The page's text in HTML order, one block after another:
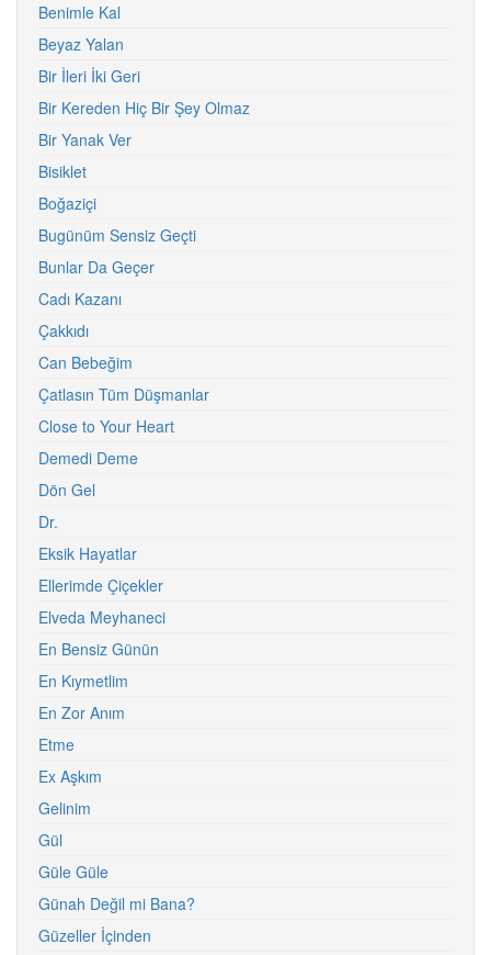
Benimle Kal
Beyaz Yalan
Bir İleri İki Geri
Bir Kereden Hiç Bir Şey Olmaz
Bir Yanak Ver
Bisiklet
Boğaziçi
Bugünüm Sensiz Geçti
Bunlar Da Geçer
Cadı Kazanı
Çakkıdı
Can Bebeğim
Çatlasın Tüm Düşmanlar
Close to Your Heart
Demedi Deme
Dön Gel
Dr.
Eksik Hayatlar
Ellerimde Çiçekler
Elveda Meyhaneci
En Bensiz Günün
En Kıymetlim
En Zor Anım
Etme
Ex Aşkım
Gelinim
Gül
Güle Güle
Günah Değil mi Bana?
Güzeller İçinden